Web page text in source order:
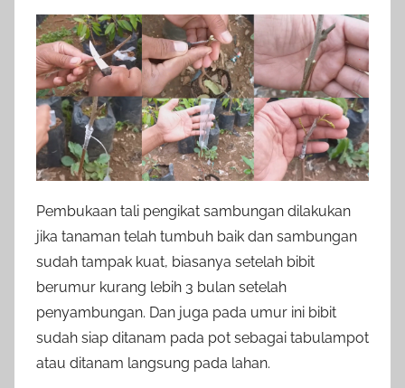
Pembukaan tali pengikat sambungan dilakukan
jika tanaman telah tumbuh baik dan sambungan
sudah tampak kuat, biasanya setelah bibit
berumur kurang lebih 3 bulan setelah
penyambungan. Dan juga pada umur ini bibit
sudah siap ditanam pada pot sebagai tabulampot
atau ditanam langsung pada lahan.